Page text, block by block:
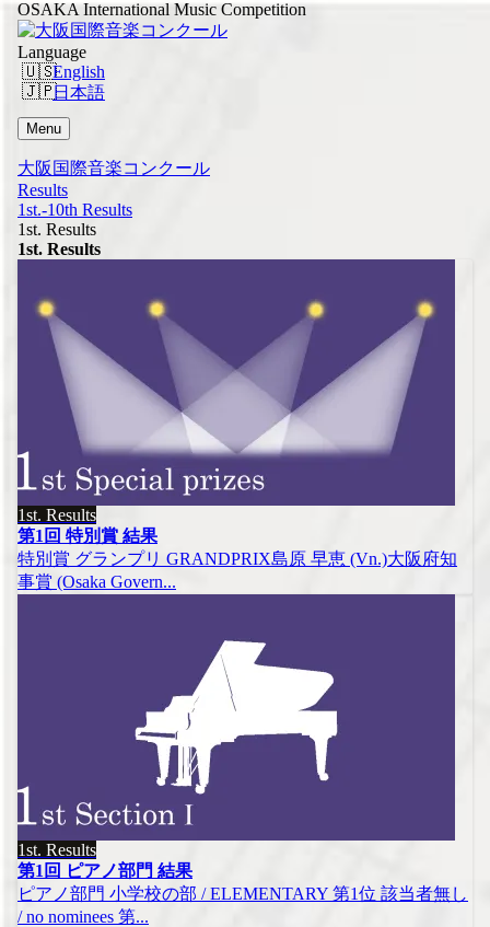
OSAKA International Music Competition
Language
English
日本語
Menu
大阪国際音楽コンクール
Results
1st.-10th Results
1st. Results
1st. Results
1st. Results
第1回 特別賞 結果
特別賞 グランプリ GRANDPRIX島原 早恵 (Vn.)大阪府知
事賞 (Osaka Govern...
1st. Results
第1回 ピアノ部門 結果
ピアノ部門 小学校の部 / ELEMENTARY 第1位 該当者無し
/ no nominees 第...